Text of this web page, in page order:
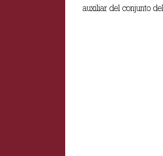
auxiliar del conjunto